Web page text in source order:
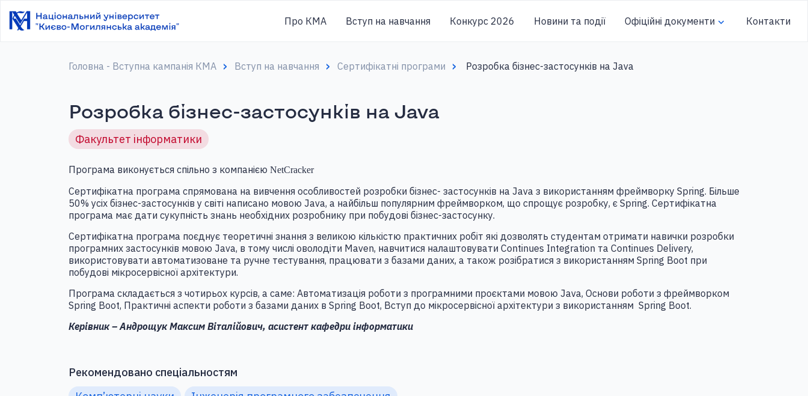
Про КМА Вступ на навчання Конкурс 2026 Новини та події Офіційні документи Контакти
Головна - Вступна кампанія КМА Вступ на навчання Сертифікатні програми Розробка бізнес-застосунків на Java
Розробка бізнес-застосунків на Java
Факультет інформатики
Програма виконується спільно з компанією NetCracker
Сертифікатна програма спрямована на вивчення особливостей розробки бізнес- застосунків на Java з використанням фреймворку Spring. Більше
50% усіх бізнес-застосунків у світі написано мовою Java, а найбільш популярним фреймворком, що спрощує розробку, є Spring. Сертифікатна
програма має дати сукупність знань необхідних розробнику при побудові бізнес-застосунку.
Сертифікатна програма поєднує теоретичні знання з великою кількістю практичних робіт які дозволять студентам отримати навички розробки
програмних застосунків мовою Java, в тому числі оволодіти Maven, навчитися налаштовувати Continues Integration та Continues Delivery,
використовувати автоматизоване та ручне тестування, працювати з базами даних, а також розібратися з використанням Spring Boot при
побудові мікросервісної архітектури.
Програма складається з чотирьох курсів, а саме: Автоматизація роботи з програмними проєктами мовою Java, Основи роботи з фреймворком
Spring Boot, Практичні аспекти роботи з базами даних в Spring Boot, Вступ до мікросервісної архітектури з використанням Spring Boot.
Керівник – Андрощук Максим Віталійович, асистент кафедри інформатики
Рекомендовано спеціальностям